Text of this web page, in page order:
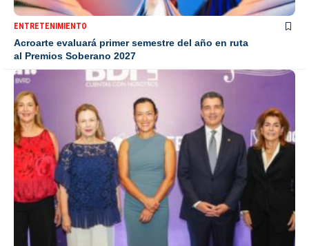
ENTRETENIMIENTO
Acroarte evaluará primer semestre del año en ruta
al Premios Soberano 2027